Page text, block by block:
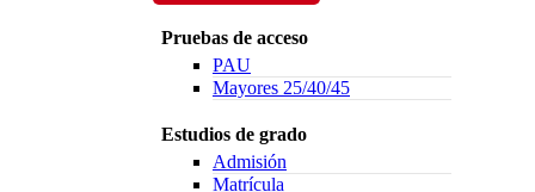
Pruebas de acceso
PAU
Mayores 25/40/45
Estudios de grado
Admisión
Matrícula